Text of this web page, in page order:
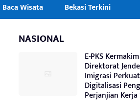
Baca Wisata Bekasi Terkini
NASIONAL
E-PKS
Direktorat
Imigrasi Perkuat
Digitalisasi
Perjanjian Kerja